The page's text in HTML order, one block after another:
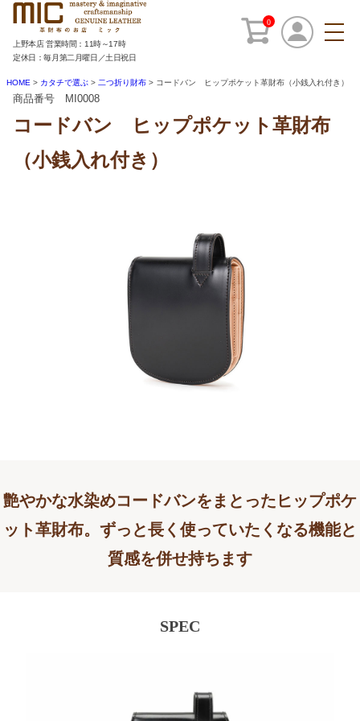
0
上野本店 営業時間：11時～17時
定休日：毎月第二月曜日／土日祝日
HOME カタチで選ぶ 二つ折り財布 コードバン ヒップポケット革財布（小銭入れ付き）
商品番号 MI0008
コードバン ヒップポケット革財布
（小銭入れ付き）
艶やかな水染めコードバンをまとったヒップポケ
ット革財布。ずっと長く使っていたくなる機能と
質感を併せ持ちます
SPEC